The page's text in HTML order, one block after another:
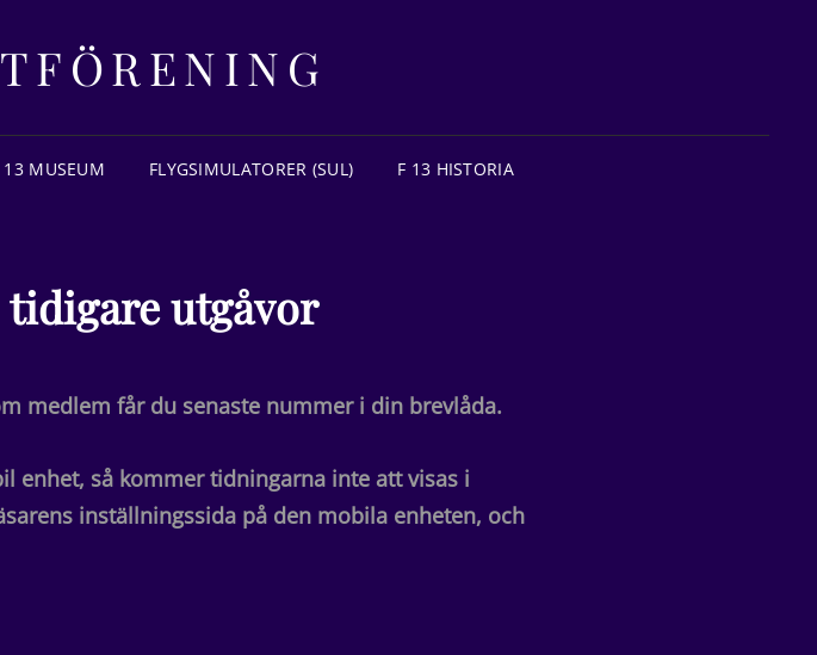
13 MUSEUM FLYGSIMULATORER (SUL) F 13 HISTORIA
utgåvor
medlem får du senaste nummer i din brevlåda.
enhet, så kommer tidningarna inte att visas i
inställningssida på den mobila enheten, och